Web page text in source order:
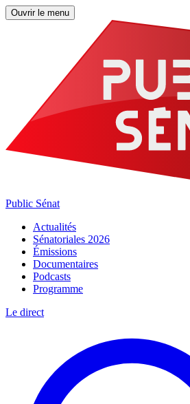
Ouvrir le menu
Public Sénat
Actualités
Sénatoriales 2026
Émissions
Documentaires
Podcasts
Programme
Le direct